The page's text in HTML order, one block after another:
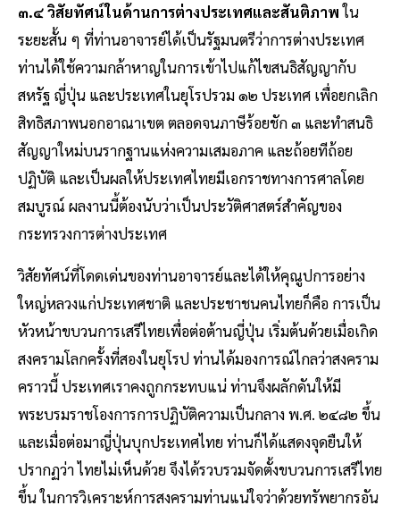
๓.๔ วิสัยทัศน์ในด้านการต่างประเทศและสันติภาพใน
ระยะสั้น ๆ ที่ท่านอาจารย์ได้เป็นรัฐมนตรีว่าการต่างประเทศ
ท่านได้ใช้ความกล้าหาญในการเข้าไปแก้ไขสนธิสัญญากับ
สหรัฐ ญี่ปุ่น และประเทศในยุโรปรวม ๑๒ ประเทศ เพื่อยกเลิก
สิทธิสภาพนอกอาณาเขต ตลอดจนภาษีร้อยชัก ๓ และทําสนธิ
สัญญาใหม่บนรากฐานแห่งความเสมอภาค และถ้อยทีถ้อย
ปฏิบัติ และเป็นผลให้ประเทศไทยมีเอกราชทางการศาลโดย
สมบูรณ์ ผลงานนี้ต้องนับว่าเป็นประวัติศาสตร์สําคัญของ
กระทรวงการต่างประเทศ
วิสัยทัศน์ที่โดดเด่นของท่านอาจารย์และได้ให้คุณูปการอย่าง
ใหญ่หลวงแก่ประเทศชาติ และประชาชนคนไทยก็คือ การเป็น
หัวหน้าขบวนการเสรีไทยเพื่อต่อต้านญี่ปุ่น เริ่มต้นด้วยเมื่อเกิด
สงครามโลกครั้งที่สองในยุโรป ท่านได้มองการณ์ไกลว่าสงคราม
คราวนี้ ประเทศเราคงถูกกระทบแน่ ท่านจึงผลักดันให้มี
พระบรมราชโองการการปฏิบัติความเป็นกลาง พ.ศ. ๒๔๘๒ ขึ้น
และเมื่อต่อมาญี่ปุ่นบุกประเทศไทย ท่านก็ได้แสดงจุดยืนให้
ปรากฏว่า ไทยไม่เห็นด้วย จึงได้รวบรวมจัดตั้งขบวนการเสรีไทย
ขึ้น ในการวิเคราะห์การสงครามท่านแน่ใจว่าด้วยทรัพยากรอัน